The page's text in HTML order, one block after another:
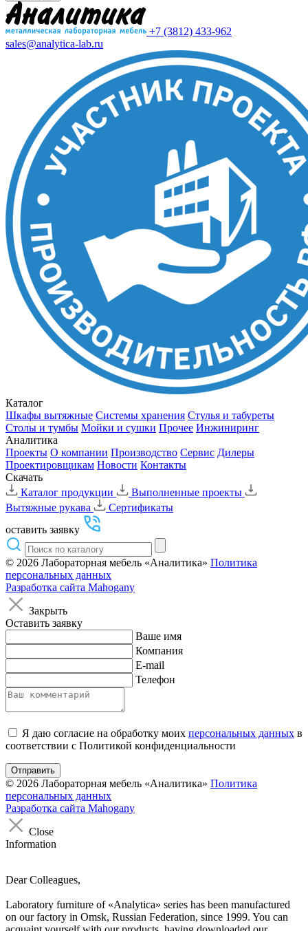
+7 (3812) 433-962
sales@analytica-lab.ru
Каталог
Шкафы вытяжные Cистемы хранения Стулья и табуреты
Столы и тумбы Мойки и сушки Прочее Инжиниринг
Аналитика
Проекты О компании Производство Сервис Дилеры
Проектировщикам Новости Контакты
Скачать
Каталог продукции
Выполненные проекты
Вытяжные рукава
Сертификаты
оставить заявку
© 2026 Лабораторная мебель «Аналитика» Политика
персональных данных
Разработка сайта Mahogany
Закрыть
Оставить заявку
Ваше имя
Компания
E-mail
Телефон
Я даю согласие на обработку моих персональных данных в
соответствии с Политикой конфиденциальности
Отправить
© 2026 Лабораторная мебель «Аналитика» Политика
персональных данных
Разработка сайта Mahogany
Close
Information
Dear Colleagues,
Laboratory furniture of «Analytica» series has been manufactured
on our factory in Omsk, Russian Federation, since 1999. You can